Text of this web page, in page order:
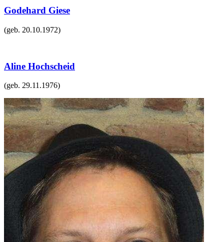
Godehard Giese
(geb. 20.10.1972)
Aline Hochscheid
(geb. 29.11.1976)